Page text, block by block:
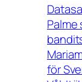
Palme
för